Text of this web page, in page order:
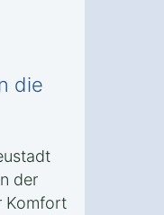
die
der
Komfort